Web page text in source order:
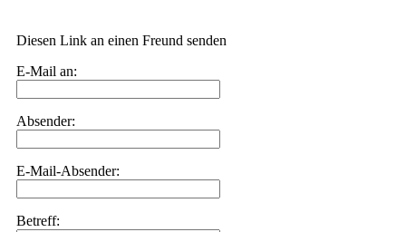
Diesen Link an einen Freund senden
E-Mail an:
Absender:
E-Mail-Absender:
Betreff: